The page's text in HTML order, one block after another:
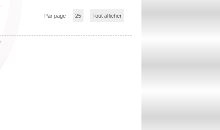
Par page : 25 Tout afficher